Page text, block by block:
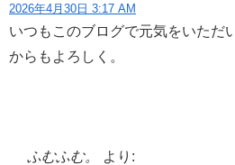
2026年4月30日 3:17 AM
いつもこのブログで元気をいただ
からもよろしく。
ふむふむ。 より: